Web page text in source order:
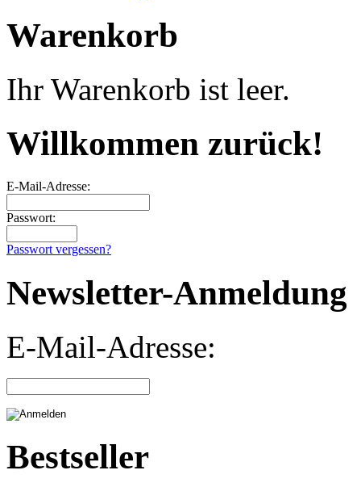
Warenkorb
Ihr Warenkorb ist leer.
Willkommen zurück!
E-Mail-Adresse:
Passwort:
Passwort vergessen?
Newsletter-Anmeldung
E-Mail-Adresse:
Bestseller